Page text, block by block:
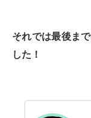
それでは最後ま
した！